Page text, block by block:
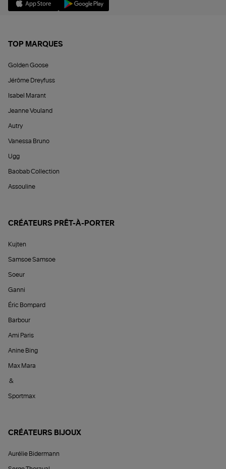
TOP MARQUES
Golden Goose
Jérôme Dreyfuss
Isabel Marant
Jeanne Vouland
Autry
Vanessa Bruno
Ugg
Baobab Collection
Assouline
CRÉATEURS PRÊT-À-PORTER
Kujten
Samsoe Samsoe
Soeur
Ganni
Éric Bompard
Barbour
Ami Paris
Anine Bing
Max Mara
&
Sportmax
CRÉATEURS BIJOUX
Aurélie Bidermann